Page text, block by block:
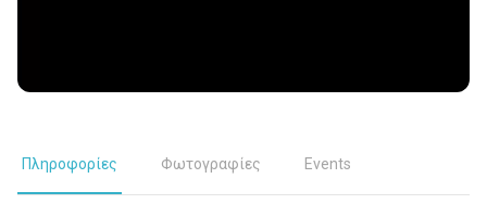
Πληροφορίες Φωτογραφίες Events